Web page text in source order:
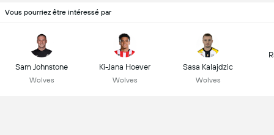
Vous pourriez être intéressé par
Sam Johnstone
Wolves
Ki-Jana Hoever
Wolves
Sasa Kalajdzic
Wolves